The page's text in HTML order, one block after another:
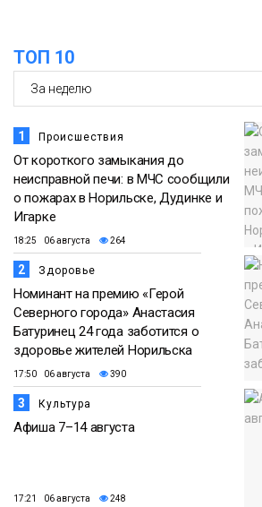
ТОП 10
1 Происшествия
От короткого замыкания до
неисправной печи: в МЧС сообщили
о пожарах в Норильске, Дудинке и
Игарке
18:25 06 августа 264
2 Здоровье
Номинант на премию «Герой
Северного города» Анастасия
Батуринец 24 года заботится о
здоровье жителей Норильска
17:50 06 августа 390
3 Культура
Афиша 7–14 августа
17:21 06 августа 248